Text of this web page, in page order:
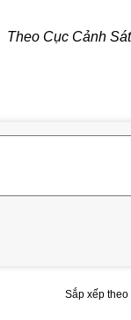
Theo Cục Cảnh
Sắp xếp